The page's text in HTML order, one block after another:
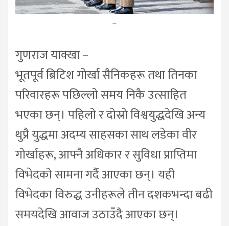
–
गुणराज याक्खा –
भूतपूर्व ब्रिटिश गोर्खा सैनिकहरू तथा तिनका
परिवारहरू पछिल्लो समय निकै उत्साहित
भएका छन्। पहिलो र दोस्रो विश्वयुद्धदेखि अन्य
थुप्रै युद्धमा अदम्य साहसका साथ लडेका वीर
गोर्खाहरू, आफ्नै अधिकार र सुविधा प्राप्तिमा
विभेदको सामना गर्दै आएका छन्। यही
विभेदका विरुद्ध उनीहरूले तीन दशकभन्दा बढी
समयदेखि आवाज उठाउँदै आएका छन्।